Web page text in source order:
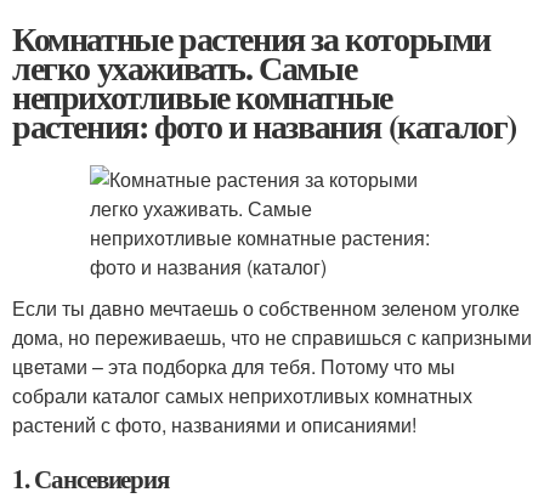
Комнатные растения за которыми
легко ухаживать. Самые
неприхотливые комнатные
растения: фото и названия (каталог)
Если ты давно мечтаешь о собственном зеленом уголке
дома, но переживаешь, что не справишься с капризными
цветами – эта подборка для тебя. Потому что мы
собрали каталог самых неприхотливых комнатных
растений с фото, названиями и описаниями!
1. Сансевиерия